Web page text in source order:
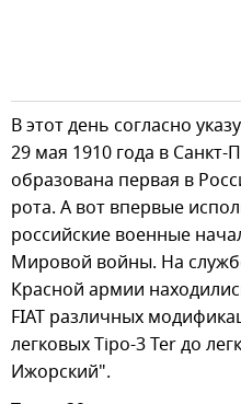
В этот день согласно
29 мая 1910 года в Санкт-
образована первая в
рота. А вот впервые
российские военные
Мировой войны. На
Красной армии
FIAT различных
легковых Tipo-3 Ter до
Ижорский".